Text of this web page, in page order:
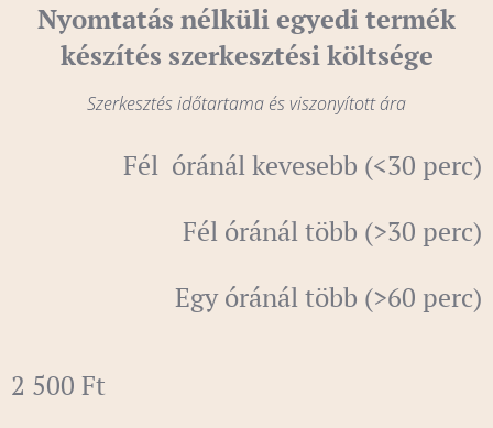
Nyomtatás nélküli egyedi termék
készítés szerkesztési költsége
Szerkesztés időtartama és viszonyított ára
Fél óránál kevesebb (<30 perc)
Fél óránál több (>30 perc)
Egy óránál több (>60 perc)
2 500 Ft